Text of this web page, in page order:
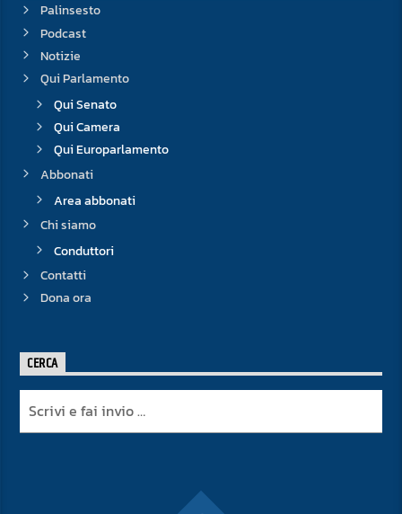
Palinsesto
Podcast
Notizie
Qui Parlamento
Qui Senato
Qui Camera
Qui Europarlamento
Abbonati
Area abbonati
Chi siamo
Conduttori
Contatti
Dona ora
CERCA